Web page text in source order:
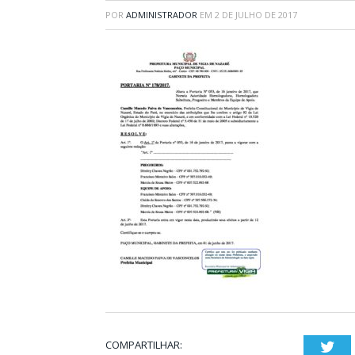
POR ADMINISTRADOR EM 2 DE JULHO DE 2017
COMPARTILHAR: